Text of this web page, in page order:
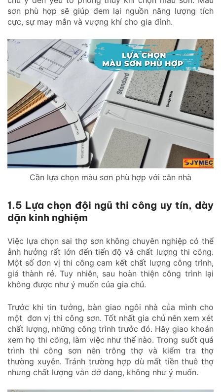
sơn phù hợp sẽ giúp đem lại nguồn năng lượng tích
cực, sự may mắn và vượng khí cho gia đình.
Cần lựa chọn màu sơn phù hợp với căn nhà
1.5 Lựa chọn đội ngũ thi công uy tín, dày
dặn kinh nghiệm
Việc lựa chọn sai thợ sơn không chuyên nghiệp có thể
ảnh hưởng rất lớn đến tiến độ và chất lượng thi công.
Một số đơn vị thi công cam kết chất lượng công trình,
giá thành rẻ. Tuy nhiên, sau hoàn thiện công trình lại
không được như ý muốn của gia chủ.
Trước khi tin tưởng, bàn giao ngôi nhà của mình cho
một đơn vị thi công sơn. Tốt nhất gia chủ nên xem xét
chất lượng, những công trình trước đó. Hãy giao khoán
xem họ thi công, làm việc như thế nào. Trong suốt quá
trình thi công sơn nên trông thợ và kiểm tra thợ
thường xuyên. Tránh trường hợp dù mất tiền thuê thợ
nhưng chất lượng vẫn dở dang, không như ý muốn.